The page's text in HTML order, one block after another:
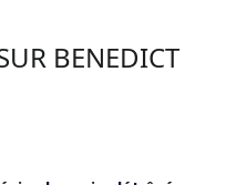
BENEDICT